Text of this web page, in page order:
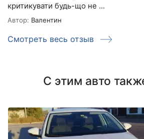
критикувати будь-що не ...
Автор: Валентин
Смотреть весь отзыв
С этим авто